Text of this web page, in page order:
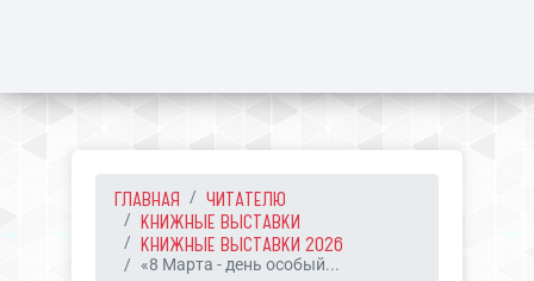
ГЛАВНАЯ
ЧИТАТЕЛЮ
КНИЖНЫЕ ВЫСТАВКИ
КНИЖНЫЕ ВЫСТАВКИ 2026
«8 Марта - день особый...